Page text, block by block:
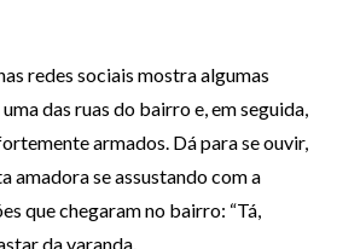
redes sociais mostra algumas
das ruas do bairro e, em seguida,
armados. Dá para se ouvir,
amadora se assustando com a
que chegaram no bairro: “Tá,
da varanda.